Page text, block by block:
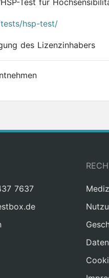
Test für
hsp-test/
des Lizenzinhabers
7637